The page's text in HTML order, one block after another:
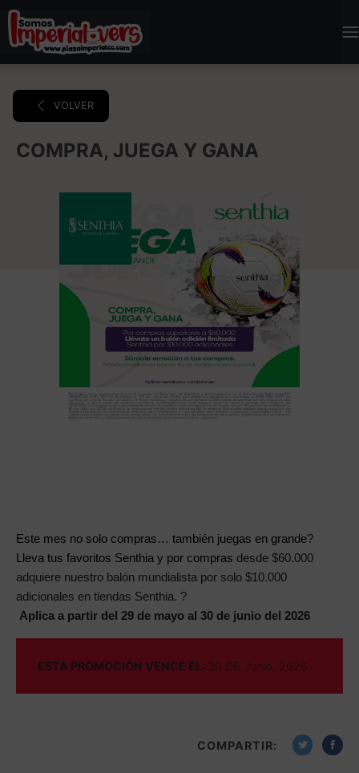
VOLVER
COMPRA, JUEGA Y GANA
Este mes no solo compras… también juegas en grande?
Lleva tus favoritos Senthia y por compras desde $60.000
adquiere nuestro balón mundialista por solo $10.000
adicionales en tiendas Senthia. ?
Aplica a partir del 29 de mayo al 30 de junio del 2026
ESTA PROMOCIÓN VENCE EL: 30 DE Junio, 2026
COMPARTIR: